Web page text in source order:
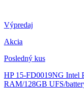
Výpredaj
Akcia
Posledný kus
HP 15-FD0019NG Intel
RAM/128GB UFS/